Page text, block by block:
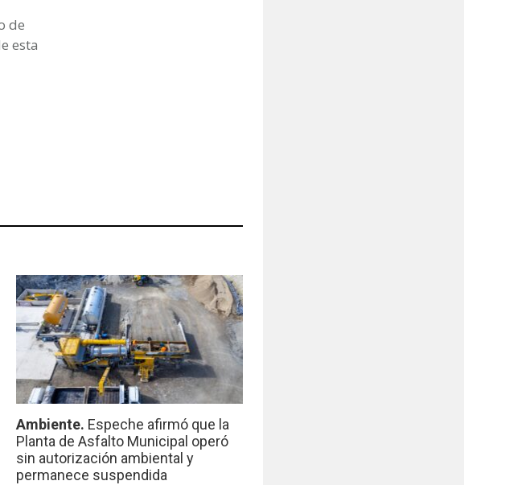
de
esta
Ambiente. Espeche afirmó que la
Planta de Asfalto Municipal operó
sin autorización ambiental y
permanece suspendida